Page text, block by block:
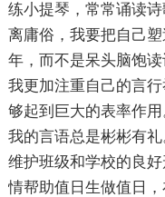
练小提琴，常常诵读
离庸俗，我要把自己
年，而不是呆头脑饱读
我更加注重自己的言
够起到巨大的表率作
我的言语总是彬彬有
维护班级和学校的良
情帮助值日生做值日